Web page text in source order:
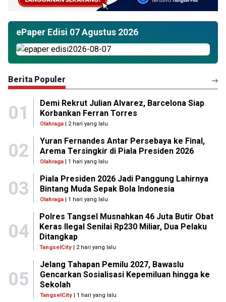
ePaper Edisi 07 Agustus 2026
Berita Populer
01
Demi Rekrut Julian Alvarez, Barcelona Siap
Korbankan Ferran Torres
Olahraga| 2 hari yang lalu
02
Yuran Fernandes Antar Persebaya ke Final,
Arema Tersingkir di Piala Presiden 2026
Olahraga| 1 hari yang lalu
03
Piala Presiden 2026 Jadi Panggung Lahirnya
Bintang Muda Sepak Bola Indonesia
Olahraga| 1 hari yang lalu
04
Polres Tangsel Musnahkan 46 Juta Butir Obat
Keras Ilegal Senilai Rp230 Miliar, Dua Pelaku
Ditangkap
TangselCity | 2 hari yang lalu
05
Jelang Tahapan Pemilu 2027, Bawaslu
Gencarkan Sosialisasi Kepemiluan hingga ke
Sekolah
TangselCity| 1 hari yang lalu